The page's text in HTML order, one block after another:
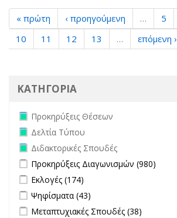
« πρώτη ‹ προηγούμενη … 5
10
11 12 13 … επόμενη ›
ΚΑΤΗΓΟΡΙΑ
Remove Προκηρύξεις Θέσεων filter
Προκηρύξεις Θέσεων
Remove Δελτία Τύπου filter
Δελτία Τύπου
Remove Διδακτορικές Σπουδές filter
Διδακτορικές Σπουδές
Apply Προκηρύξεις Διαγωνισμών filter
Προκηρύξεις Διαγωνισμών (980)
Apply Εκλογές filter
Εκλογές (174)
Apply Ψηφίσματα filter
Ψηφίσματα (43)
Apply Μεταπτυχιακές Σπουδές filter
Μεταπτυχιακές Σπουδές (38)